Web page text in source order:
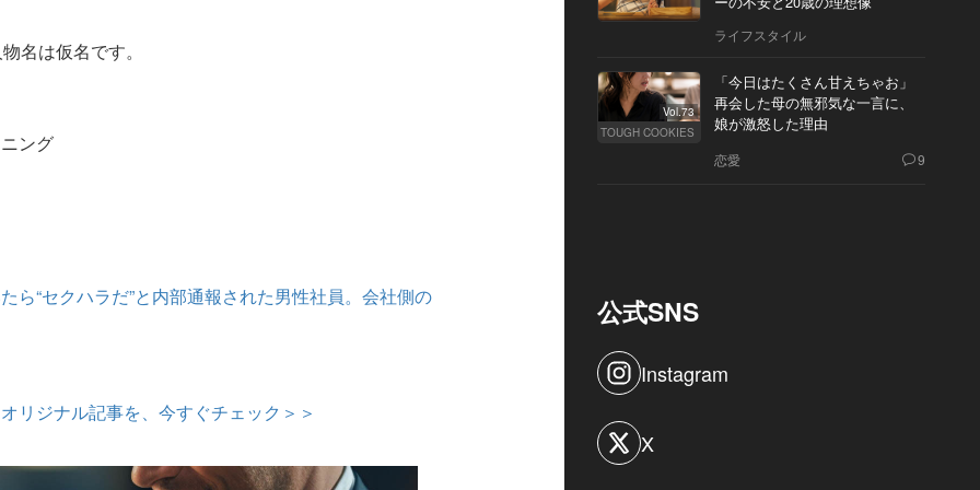
名は仮名です。
ング
ら“セクハラだ”と内部通報された男性社員。会社側の
リジナル記事を、今すぐチェック＞＞
ライフスタイル
Vol.73
TOUGH COOKIES
「今日はたくさん甘えちゃお」
再会した母の無邪気な一言に、
娘が激怒した理由
恋愛 9
公式SNS
Instagram
X